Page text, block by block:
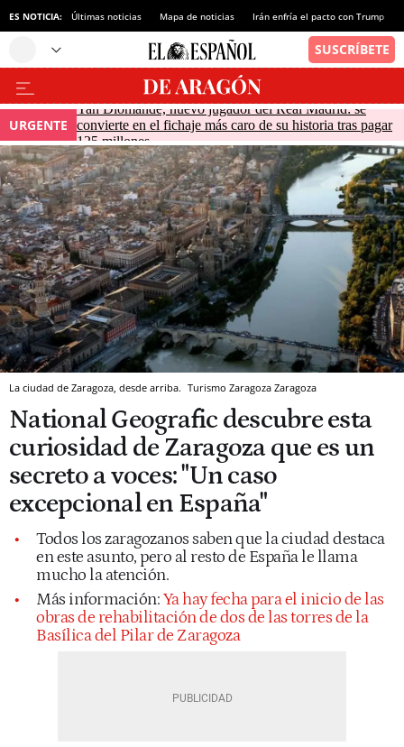
ES NOTICIA: Últimas noticias Mapa de noticias Irán enfría el pacto con Trump
URGENTE
Yan Diomande, nuevo jugador del Real Madrid: se
convierte en el fichaje más caro de su historia tras pagar
125 millones
La ciudad de Zaragoza, desde arriba. Turismo Zaragoza Zaragoza
National Geografic descubre esta
curiosidad de Zaragoza que es un
secreto a voces: "Un caso
excepcional en España"
Todos los zaragozanos saben que la ciudad destaca
en este asunto, pero al resto de España le llama
mucho la atención.
Más información:Ya hay fecha para el inicio de las
obras de rehabilitación de dos de las torres de la
Basílica del Pilar de Zaragoza